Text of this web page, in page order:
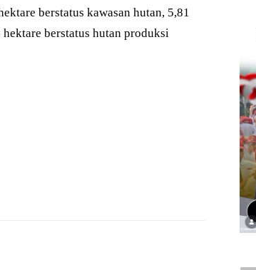
berstatus kawasan hutan, 5,81
berstatus hutan produksi